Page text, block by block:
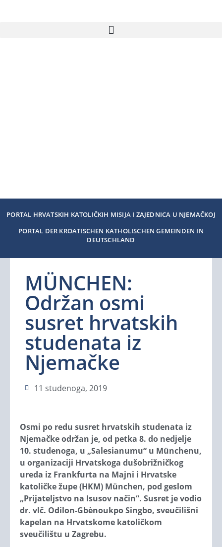
PORTAL HRVATSKIH KATOLIČKIH MISIJA I ZAJEDNICA U NJEMAČKOJ
PORTAL DER KROATISCHEN KATHOLISCHEN GEMEINDEN IN
DEUTSCHLAND
MÜNCHEN:
Održan osmi
susret hrvatskih
studenata iz
Njemačke
11 studenoga, 2019
Osmi po redu susret hrvatskih studenata iz
Njemačke održan je, od petka 8. do nedjelje
10. studenoga, u „Salesianumu“ u Münchenu,
u organizaciji Hrvatskoga dušobrižničkog
ureda iz Frankfurta na Majni i Hrvatske
katoličke župe (HKM) München, pod geslom
„Prijateljstvo na Isusov način“. Susret je vodio
dr. vlč. Odilon-Gbènoukpo Singbo, sveučilišni
kapelan na Hrvatskome katoličkom
sveučilištu u Zagrebu.